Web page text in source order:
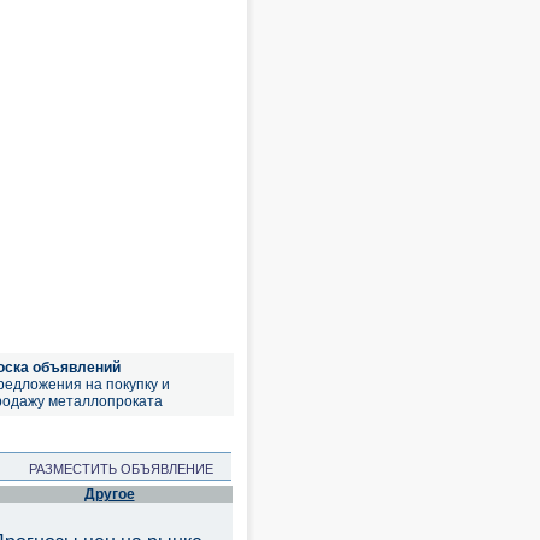
объявлений
на покупку и
металлопроката
РАЗМЕСТИТЬ ОБЪЯВЛЕНИЕ
Другое